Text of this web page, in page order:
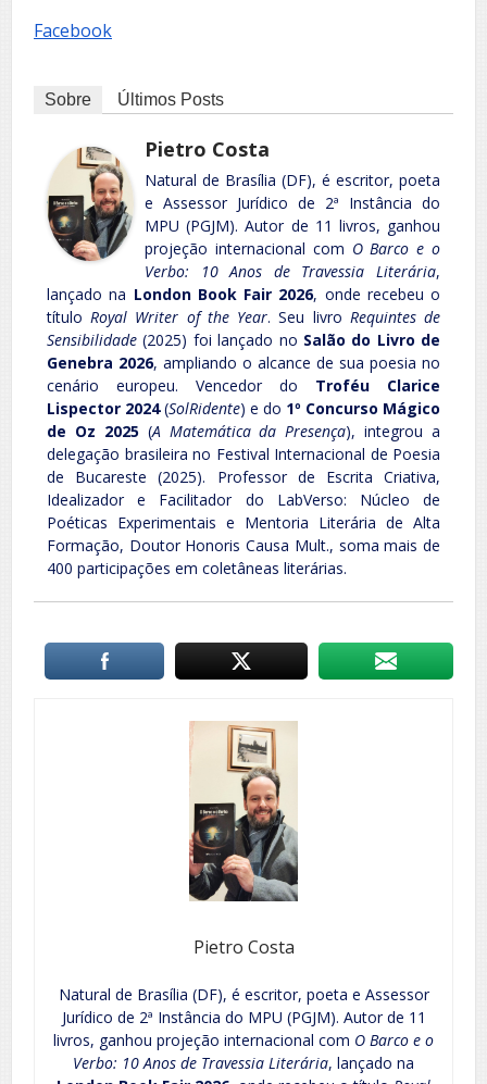
Facebook
Sobre Últimos Posts
Pietro Costa
Natural de Brasília (DF), é escritor, poeta
e Assessor Jurídico de 2ª Instância do
MPU (PGJM). Autor de 11 livros, ganhou
projeção internacional com O Barco e o
Verbo: 10 Anos de Travessia Literária,
lançado na London Book Fair 2026, onde recebeu o
títuloRoyal Writer of the Year. Seu livro Requintes de
Sensibilidade (2025) foi lançado no Salão do Livro de
Genebra 2026, ampliando o alcance de sua poesia no
cenário europeu. Vencedor do Troféu Clarice
Lispector 2024(SolRidente) e do 1º Concurso Mágico
de Oz 2025(A Matemática da Presença), integrou a
delegação brasileira no Festival Internacional de Poesia
de Bucareste (2025). Professor de Escrita Criativa,
Idealizador e Facilitador do LabVerso: Núcleo de
Poéticas Experimentais e Mentoria Literária de Alta
Formação, Doutor Honoris Causa Mult., soma mais de
400 participações em coletâneas literárias.
Pietro Costa
Natural de Brasília (DF), é escritor, poeta e Assessor
Jurídico de 2ª Instância do MPU (PGJM). Autor de 11
livros, ganhou projeção internacional com O Barco e o
Verbo: 10 Anos de Travessia Literária, lançado na